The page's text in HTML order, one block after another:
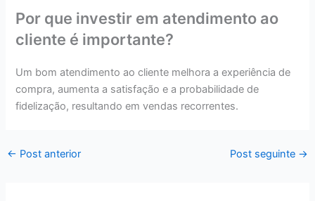
Por que investir em atendimento ao
cliente é importante?
Um bom atendimento ao cliente melhora a experiência de
compra, aumenta a satisfação e a probabilidade de
fidelização, resultando em vendas recorrentes.
← Post anterior Post seguinte →